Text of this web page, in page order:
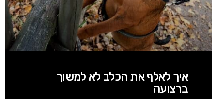
איך לאלף את הכלב לא למשוך
ברצועה